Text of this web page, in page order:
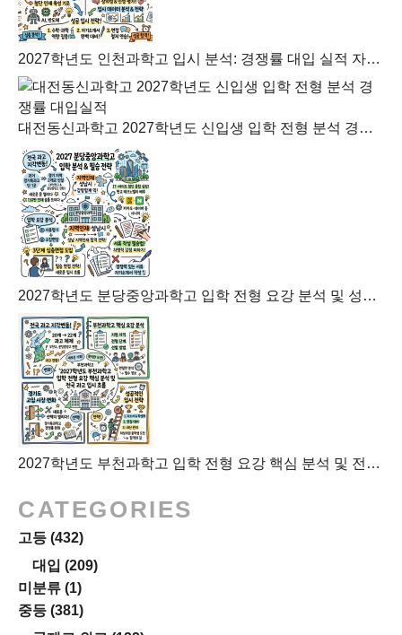
2027학년도 인천과학고 입시 분석: 경쟁률 대입 실적 자소서 가이드
대전동신과학고 2027학년도 신입생 입학 전형 분석 경쟁률 대입실적
2027학년도 분당중앙과학고 입학 전형 요강 분석 및 성남 지역인재 합격 전략
2027학년도 부천과학고 입학 전형 요강 핵심 분석 및 전국 과고 입시 흐름
CATEGORIES
고등 (432)
대입 (209)
미분류 (1)
중등 (381)